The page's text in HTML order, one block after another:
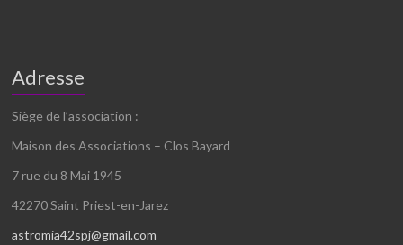
Adresse
Siège de l’association :
Maison des Associations – Clos Bayard
7 rue du 8 Mai 1945
42270 Saint Priest-en-Jarez
astromia42spj@gmail.com